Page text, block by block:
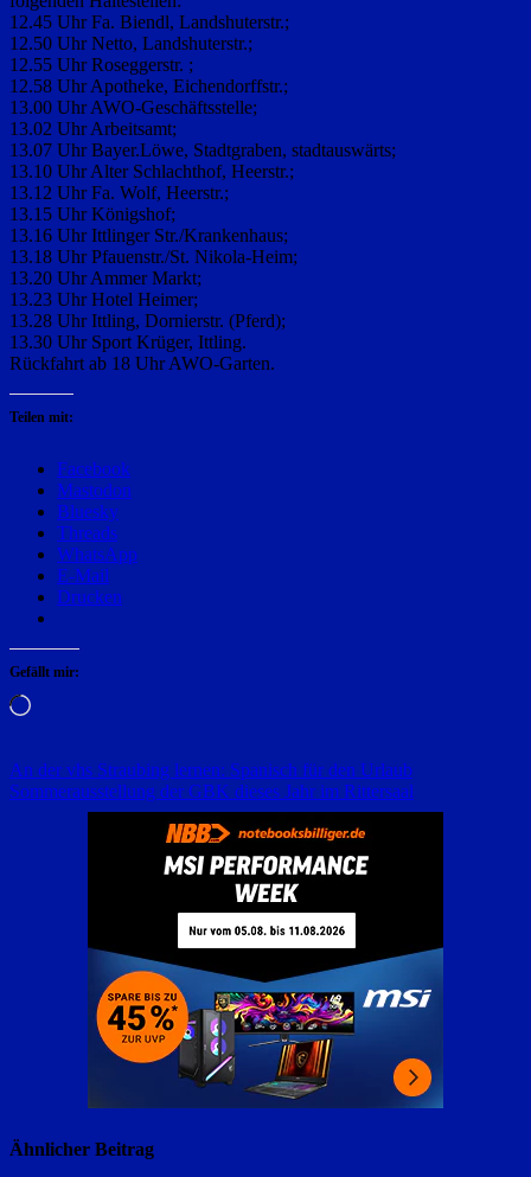
12.45 Uhr Fa. Biendl, Landshuterstr.;
12.50 Uhr Netto, Landshuterstr.;
12.55 Uhr Roseggerstr. ;
12.58 Uhr Apotheke, Eichendorffstr.;
13.00 Uhr AWO-Geschäftsstelle;
13.02 Uhr Arbeitsamt;
13.07 Uhr Bayer.Löwe, Stadtgraben, stadtauswärts;
13.10 Uhr Alter Schlachthof, Heerstr.;
13.12 Uhr Fa. Wolf, Heerstr.;
13.15 Uhr Königshof;
13.16 Uhr Ittlinger Str./Krankenhaus;
13.18 Uhr Pfauenstr./St. Nikola-Heim;
13.20 Uhr Ammer Markt;
13.23 Uhr Hotel Heimer;
13.28 Uhr Ittling, Dornierstr. (Pferd);
13.30 Uhr Sport Krüger, Ittling.
Rückfahrt ab 18 Uhr AWO-Garten.
Teilen mit:
Facebook
Mastodon
Bluesky
Threads
WhatsApp
E-Mail
Drucken
Gefällt mir:
Wird
Beitragsnavigation
An der vhs Straubing lernen: Spanisch für den Urlaub
Sommerausstellung der GBK dieses Jahr im Rittersaal
Ähnlicher Beitrag